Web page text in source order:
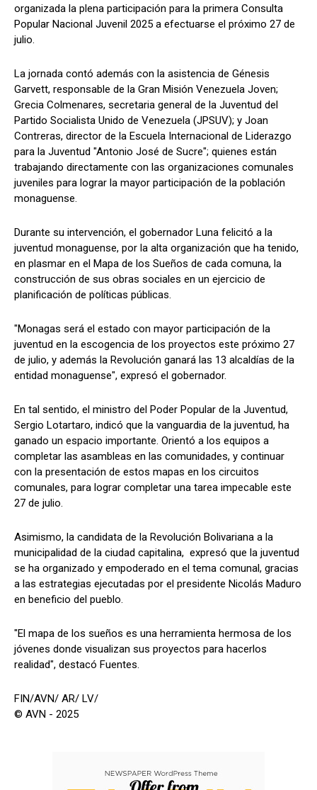
organizada la plena participación para la primera Consulta
Popular Nacional Juvenil 2025 a efectuarse el próximo 27 de
julio.
La jornada contó además con la asistencia de Génesis
Garvett, responsable de la Gran Misión Venezuela Joven;
Grecia Colmenares, secretaria general de la Juventud del
Partido Socialista Unido de Venezuela (JPSUV); y Joan
Contreras, director de la Escuela Internacional de Liderazgo
para la Juventud "Antonio José de Sucre"; quienes están
trabajando directamente con las organizaciones comunales
juveniles para lograr la mayor participación de la población
monaguense.
Durante su intervención, el gobernador Luna felicitó a la
juventud monaguense, por la alta organización que ha tenido,
en plasmar en el Mapa de los Sueños de cada comuna, la
construcción de sus obras sociales en un ejercicio de
planificación de políticas públicas.
"Monagas será el estado con mayor participación de la
juventud en la escogencia de los proyectos este próximo 27
de julio, y además la Revolución ganará las 13 alcaldías de la
entidad monaguense", expresó el gobernador.
En tal sentido, el ministro del Poder Popular de la Juventud,
Sergio Lotartaro, indicó que la vanguardia de la juventud, ha
ganado un espacio importante. Orientó a los equipos a
completar las asambleas en las comunidades, y continuar
con la presentación de estos mapas en los circuitos
comunales, para lograr completar una tarea impecable este
27 de julio.
Asimismo, la candidata de la Revolución Bolivariana a la
municipalidad de la ciudad capitalina, expresó que la juventud
se ha organizado y empoderado en el tema comunal, gracias
a las estrategias ejecutadas por el presidente Nicolás Maduro
en beneficio del pueblo.
"El mapa de los sueños es una herramienta hermosa de los
jóvenes donde visualizan sus proyectos para hacerlos
realidad", destacó Fuentes.
FIN/AVN/ AR/ LV/
© AVN - 2025